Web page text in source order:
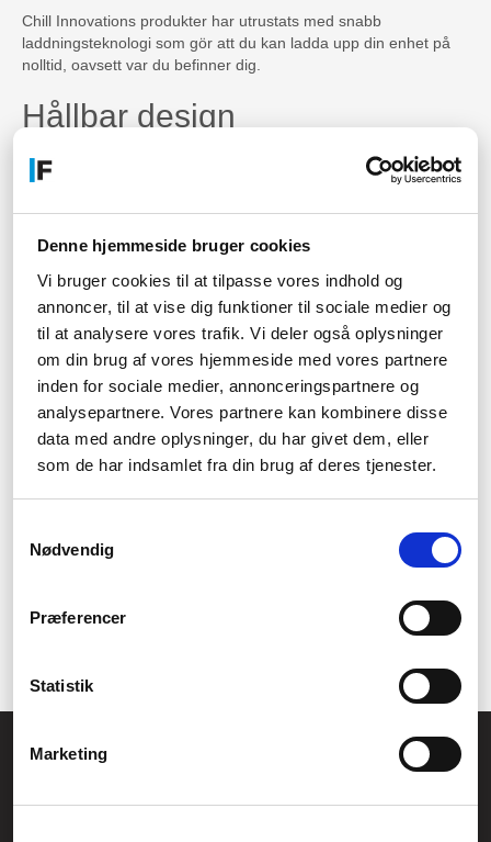
Denne hjemmeside bruger cookies
Vi bruger cookies til at tilpasse vores indhold og
annoncer, til at vise dig funktioner til sociale medier og
til at analysere vores trafik. Vi deler også oplysninger
om din brug af vores hjemmeside med vores partnere
inden for sociale medier, annonceringspartnere og
analysepartnere. Vores partnere kan kombinere disse
data med andre oplysninger, du har givet dem, eller
som de har indsamlet fra din brug af deres tjenester.
Nødvendig
Præferencer
Statistik
Marketing
Chill Innovations produkter har utrustats med snabb
laddningsteknologi som gör att du kan ladda upp din enhet på
nolltid, oavsett var du befinner dig.
Hållbar design
Chill Innovations produkter är tillverkade med omsorgsfullt
utvalda material för att de ska hålla länge. Produkterna är även
Mobiltillbehör för alla märken
Oavsett vilken mobiltelefon du har, erbjuder Chill Innovation ett
brett utbud av tillbehör som är kompatibla med alla märken och
modeller.
Användarvänliga produkter
Chill Innovations produkter har designats med
användarvänlighet i åtanke. Varje tillbehör är enkelt att använda
och installera, så att du kan fokusera på det som är viktigt.
Apple och PC
Chill Innovations produkter fungerar med både Apple- och PC-
datorer, vilket gör dem till mångsidiga tillbehör som kan
Allmänna frågor: